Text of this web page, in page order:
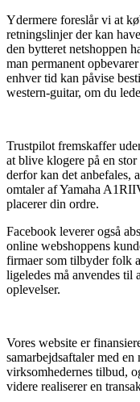
Ydermere foreslår vi at
retningslinjer der kan
den bytteret netshoppen
man permanent
enhver tid kan påvise
western-guitar, om du
Trustpilot fremskaffer
at blive klogere på en
derfor kan det anbefales,
omtaler af Yamaha
placerer din ordre.
Facebook leverer også
online webshoppens
firmaer som tilbyder folk
ligeledes må anvendes til
oplevelser.
Vores website er
samarbejdsaftaler med
virksomhedernes tilbud,
videre realiserer en